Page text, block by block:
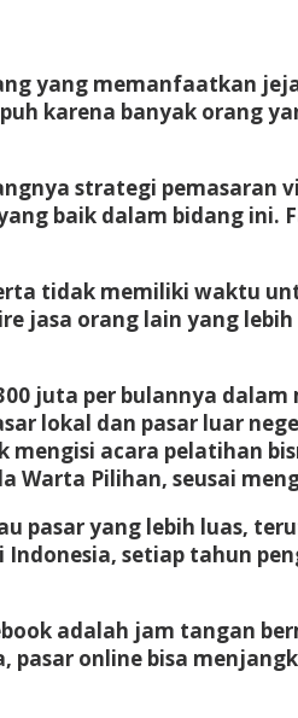
yang memanfaatkan
karena banyak orang
strategi pemasaran
baik dalam bidang ini.
tidak memiliki waktu
jasa orang lain yang
juta per bulannya
lokal dan pasar luar
acara pelatihan
Pilihan, seusai
pasar yang lebih luas,
Indonesia, setiap tahun
adalah jam tangan
online bisa